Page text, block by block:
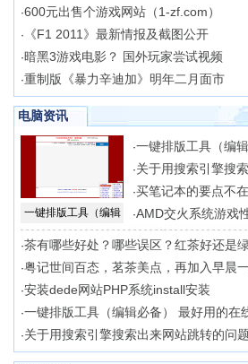
·600元出售个游戏网站（1-zf.com）
· 《F1 2011》最新情报及截图公开
·暗黑3游戏电影？ 国外玩家尝试视频
·重制版《暴力辛迪加》明年二月面市
电脑资讯
一键排版工具（编辑
·一键排版工具（编辑
·关于用搜索引擎搜
·买笔记本的要点不在
·AMD交火系统游戏
·茶有哪些好处？哪些误区？红茶好还是
·粤记世间百态，茗茶美点，再加入早晨
·安装dede网站PHP系统install安装
·一键排版工具（编辑必备） 最好用的在
·关于用搜索引擎搜索出来网站跳转的问